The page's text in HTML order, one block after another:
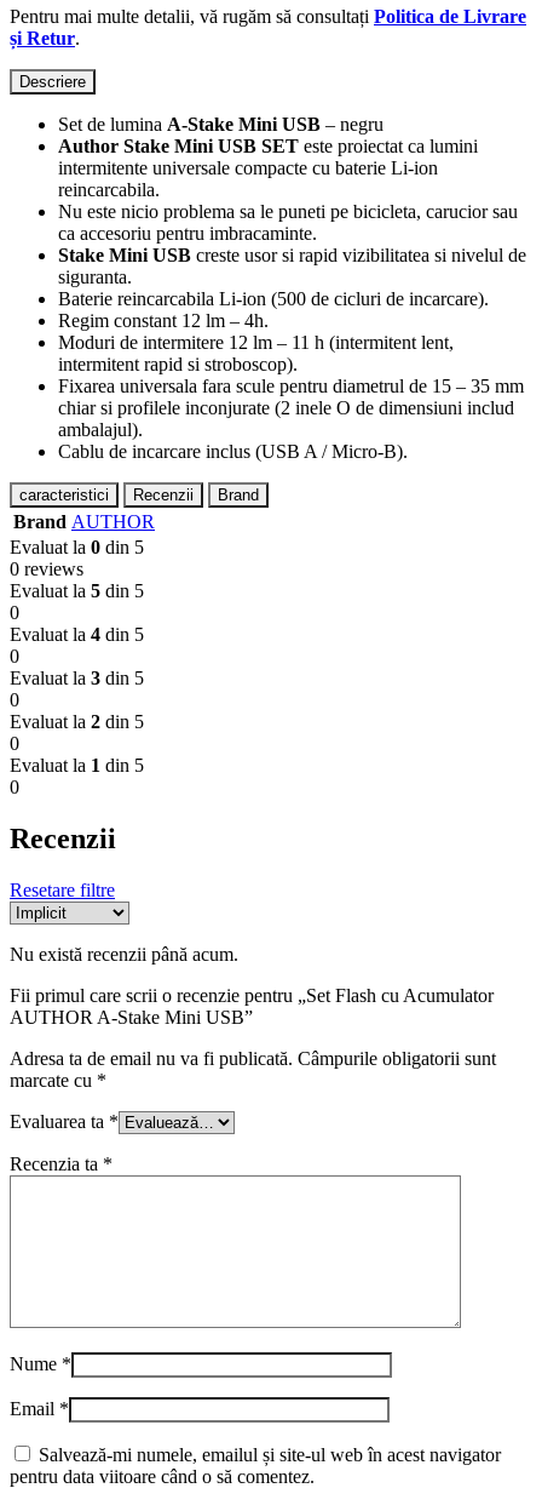
Pentru mai multe detalii, vă rugăm să consultați Politica de Livrare
și Retur.
Descriere
Set de lumina A-Stake Mini USB – negru
Author Stake Mini USB SET este proiectat ca lumini
intermitente universale compacte cu baterie Li-ion
reincarcabila.
Nu este nicio problema sa le puneti pe bicicleta, carucior sau
ca accesoriu pentru imbracaminte.
Stake Mini USB creste usor si rapid vizibilitatea si nivelul de
siguranta.
Baterie reincarcabila Li-ion (500 de cicluri de incarcare).
Regim constant 12 lm – 4h.
Moduri de intermitere 12 lm – 11 h (intermitent lent,
intermitent rapid si stroboscop).
Fixarea universala fara scule pentru diametrul de 15 – 35 mm
chiar si profilele inconjurate (2 inele O de dimensiuni includ
ambalajul).
Cablu de incarcare inclus (USB A / Micro-B).
caracteristici Recenzii Brand
Brand AUTHOR
Evaluat la 0 din 5
0 reviews
Evaluat la 5 din 5
0
Evaluat la 4 din 5
0
Evaluat la 3 din 5
0
Evaluat la 2 din 5
0
Evaluat la 1 din 5
0
Recenzii
Resetare filtre
Nu există recenzii până acum.
Fii primul care scrii o recenzie pentru „Set Flash cu Acumulator
AUTHOR A-Stake Mini USB”
Adresa ta de email nu va fi publicată. Câmpurile obligatorii sunt
marcate cu *
Evaluarea ta *
Recenzia ta *
Nume *
Email *
Salvează-mi numele, emailul și site-ul web în acest navigator
pentru data viitoare când o să comentez.